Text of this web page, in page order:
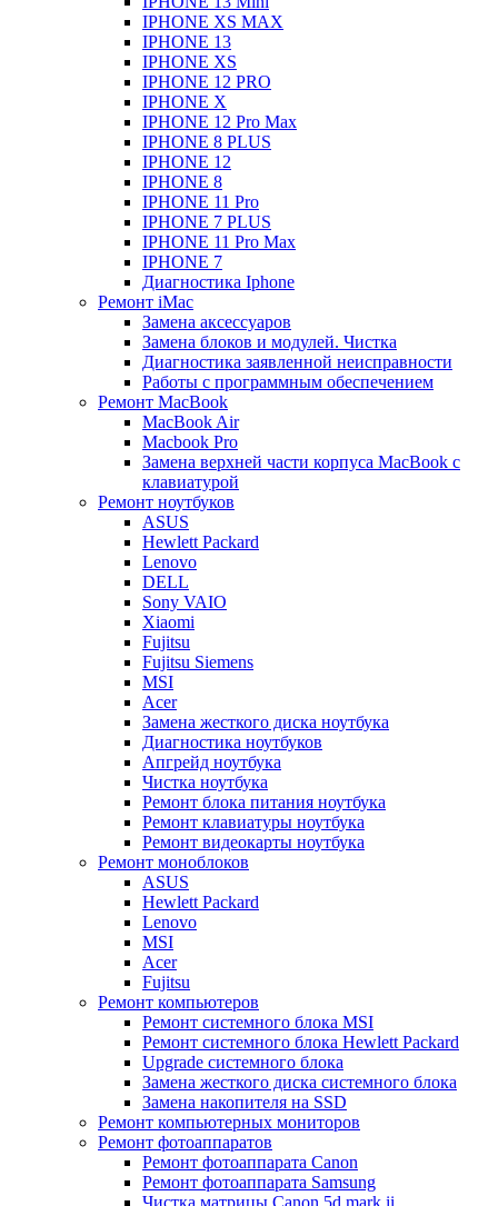
IPHONE XS MAX
IPHONE 13
IPHONE XS
IPHONE 12 PRO
IPHONE X
IPHONE 12 Pro Max
IPHONE 8 PLUS
IPHONE 12
IPHONE 8
IPHONE 11 Pro
IPHONE 7 PLUS
IPHONE 11 Pro Max
IPHONE 7
Диагностика Iphone
Ремонт iMac
Замена аксессуаров
Замена блоков и модулей. Чистка
Диагностика заявленной неисправности
Работы с программным обеспечением
Ремонт MacBook
MacBook Air
Macbook Pro
Замена верхней части корпуса MacBook с
клавиатурой
Ремонт ноутбуков
ASUS
Hewlett Packard
Lenovo
DELL
Sony VAIO
Xiaomi
Fujitsu
Fujitsu Siemens
MSI
Acer
Замена жесткого диска ноутбука
Диагностика ноутбуков
Апгрейд ноутбука
Чистка ноутбука
Ремонт блока питания ноутбука
Ремонт клавиатуры ноутбука
Ремонт видеокарты ноутбука
Ремонт моноблоков
ASUS
Hewlett Packard
Lenovo
MSI
Acer
Fujitsu
Ремонт компьютеров
Ремонт системного блока MSI
Ремонт системного блока Hewlett Packard
Upgrade системного блока
Замена жесткого диска системного блока
Замена накопителя на SSD
Ремонт компьютерных мониторов
Ремонт фотоаппаратов
Ремонт фотоаппарата Canon
Ремонт фотоаппарата Samsung
Чистка матрицы Canon 5d mark ii